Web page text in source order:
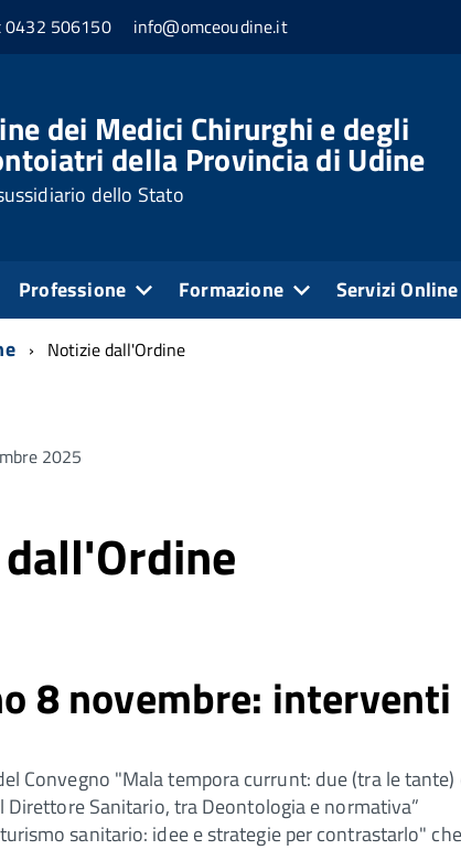
0432 506150 info@omceoudine.it
dei Medici Chirurghi e degli
della Provincia di Udine
dello Stato
Professione Formazione Servizi Online
Notizie dall'Ordine
2025
8 novembre:
Convegno "Mala tempora currunt: due (tra le
Direttore Sanitario, tra Deontologia e normativa”
sanitario: idee e strategie per contrastarlo"